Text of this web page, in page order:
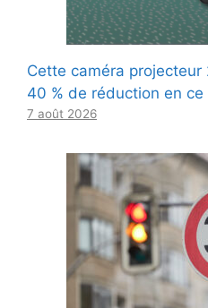
Cette caméra projecteur
40 % de réduction en ce
7 août 2026